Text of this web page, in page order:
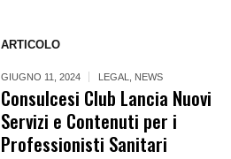
ARTICOLO
GIUGNO 11, 2024 LEGAL NEWS
Consulcesi Club Lancia Nuovi
Servizi e Contenuti per i
Professionisti Sanitari